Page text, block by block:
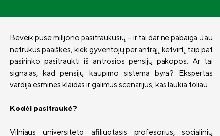
atsakomybės draudimas
Compensa VAIRUOK
KASKO draudimas
KASKO draudimas elektromobiliams
Žalieji įrenginiai
Nelaimingi atsitikimai
Kelionės
Neapykantai STOP
„Compensa Life“ sveikatos draudimas
Beveik pusė milijono pasitraukusių – ir tai dar ne pabaiga. Jau
netrukus paaiškės, kiek gyventojų per antrąjį ketvirtį taip pat
pasirinko pasitraukti iš antrosios pensijų pakopos. Ar tai
signalas, kad pensijų kaupimo sistema byra? Ekspertas
vardija esmines klaidas ir galimus scenarijus, kas laukia toliau.
Kodėl pasitraukė?
Vilniaus universiteto afiliuotasis profesorius, socialinių